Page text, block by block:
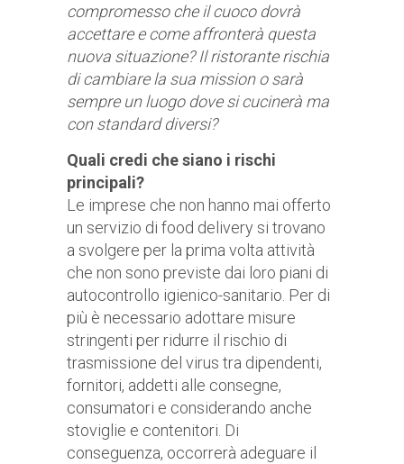
compromesso che il cuoco dovrà
accettare e come affronterà questa
nuova situazione?Il ristorante rischia
di cambiare la sua missionosarà
sempre un luogo dove si cucinerà ma
con standard diversi?
Quali credi che siano i rischi
principali?
Le imprese che non hanno mai offerto
un servizio di food delivery si trovano
a svolgere per la prima volta attività
che non sono previste dai loro piani di
autocontrollo igienico-sanitario. Per di
più è necessario adottare misure
stringenti per ridurre il rischio di
trasmissione del virus tra dipendenti,
fornitori, addetti alle consegne,
consumatori e considerando anche
stoviglie e contenitori. Di
conseguenza, occorrerà adeguare il